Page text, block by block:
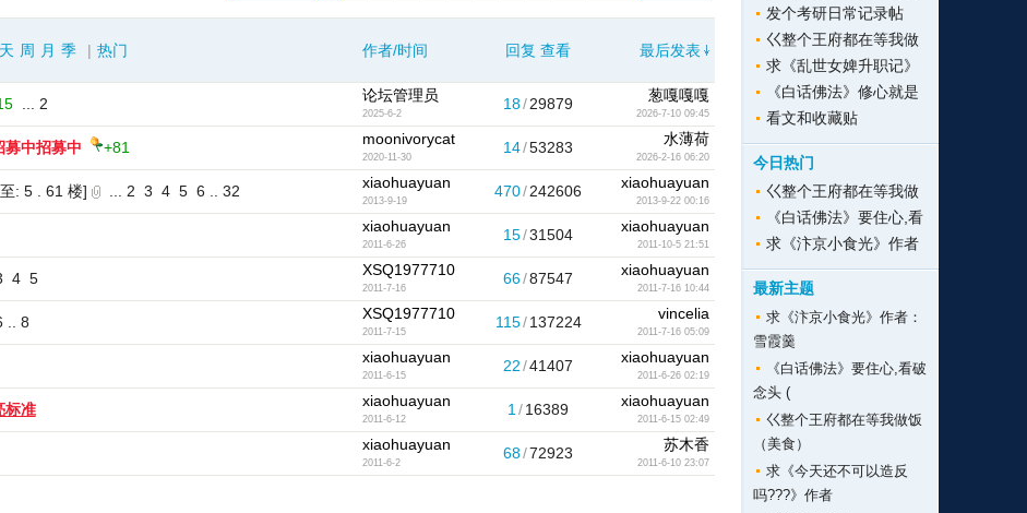
周 月 季 | 热门 作者/时间 回复 查看 最后发表
2 论坛管理员
2025-6-2
18/29879 葱嘎嘎嘎
2026-7-10 09:45
募中招募中 +81 moonivorycat
2020-11-30
14/53283 水薄荷
2026-2-16 06:20
: 5 . 61 楼] 2 3 4 5 6 32 xiaohuayuan
2013-9-19
470/242606 xiaohuayuan
2013-9-22 00:16
xiaohuayuan
2011-6-26
15/31504 xiaohuayuan
2011-10-5 21:51
4 5 XSQ1977710
2011-7-16
66/87547 xiaohuayuan
2011-7-16 10:44
8 XSQ1977710
2011-7-15
115/ 137224 vincelia
2011-7-16 05:09
xiaohuayuan
2011-6-15
22/41407 xiaohuayuan
2011-6-26 02:19
标准 xiaohuayuan
2011-6-12
1 /16389 xiaohuayuan
2011-6-15 02:49
xiaohuayuan
2011-6-2
68/72923 苏木香
2011-6-10 23:07
发个考研日常记录帖
巜整个王府都在等我做
求《乱世女婢升职记》
《白话佛法》修心就是
看文和收藏贴
今日热门
巜整个王府都在等我做
《白话佛法》要住心,看
求《汴京小食光》作者
最新主题
求《汴京小食光》作者：
雪霞羹
《白话佛法》要住心,看破
念头 (
巜整个王府都在等我做饭
（美食）
求《今天还不可以造反
吗???》作者